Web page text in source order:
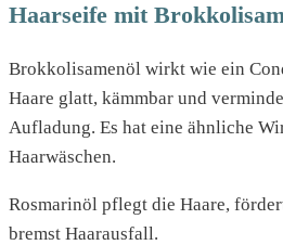
Haarseife mit
Brokkolisamenöl wirkt wie ein
Haare glatt, kämmbar und
Aufladung. Es hat eine ähnliche
Haarwäschen.
Rosmarinöl pflegt die Haare,
bremst Haarausfall.